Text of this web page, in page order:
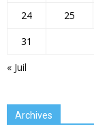
« Juil
24
25
31
Archives